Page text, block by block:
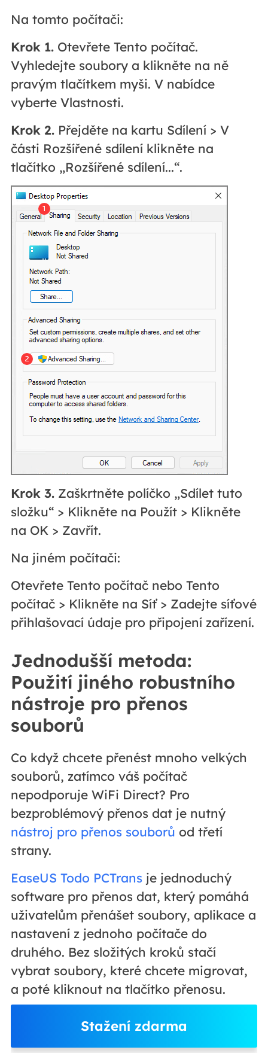
Na tomto počítači:
Krok 1.Otevřete Tento počítač.
Vyhledejte soubory a klikněte na ně
pravým tlačítkem myši. V nabídce
vyberte Vlastnosti.
Krok 2.Přejděte na kartu Sdílení > V
části Rozšířené sdílení klikněte na
tlačítko „Rozšířené sdílení...“.
Krok 3.Zaškrtněte políčko „Sdílet tuto
složku“ > Klikněte na Použít > Klikněte
na OK > Zavřít.
Na jiném počítači:
Otevřete Tento počítač nebo Tento
počítač > Klikněte na Síť > Zadejte síťové
přihlašovací údaje pro připojení zařízení.
Jednodušší metoda:
Použití jiného robustního
nástroje pro přenos
souborů
Co když chcete přenést mnoho velkých
souborů, zatímco váš počítač
nepodporuje WiFi Direct? Pro
bezproblémový přenos dat je nutný
nástroj pro přenos souborů od třetí
strany.
EaseUS Todo PCTrans je jednoduchý
software pro přenos dat, který pomáhá
uživatelům přenášet soubory, aplikace a
nastavení z jednoho počítače do
druhého. Bez složitých kroků stačí
vybrat soubory, které chcete migrovat,
a poté kliknout na tlačítko přenosu.
Stažení zdarma